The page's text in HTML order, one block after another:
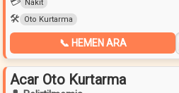
Nakit
🛠️ Oto Kurtarma
📞 HEMEN ARA
Acar Oto Kurtarma